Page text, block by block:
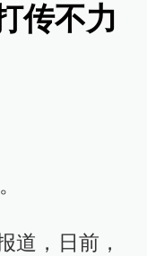
传不力
道，日前，